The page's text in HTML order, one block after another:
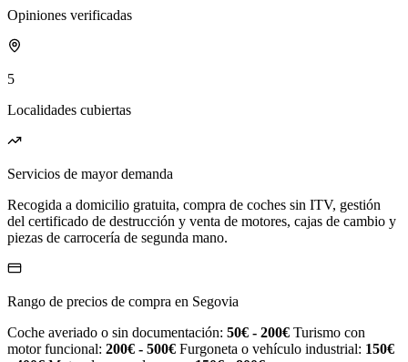
Opiniones verificadas
5
Localidades cubiertas
Servicios de mayor demanda
Recogida a domicilio gratuita, compra de coches sin ITV, gestión
del certificado de destrucción y venta de motores, cajas de cambio y
piezas de carrocería de segunda mano.
Rango de precios de compra en Segovia
Coche averiado o sin documentación: 50€ - 200€ Turismo con
motor funcional: 200€ - 500€ Furgoneta o vehículo industrial: 150€